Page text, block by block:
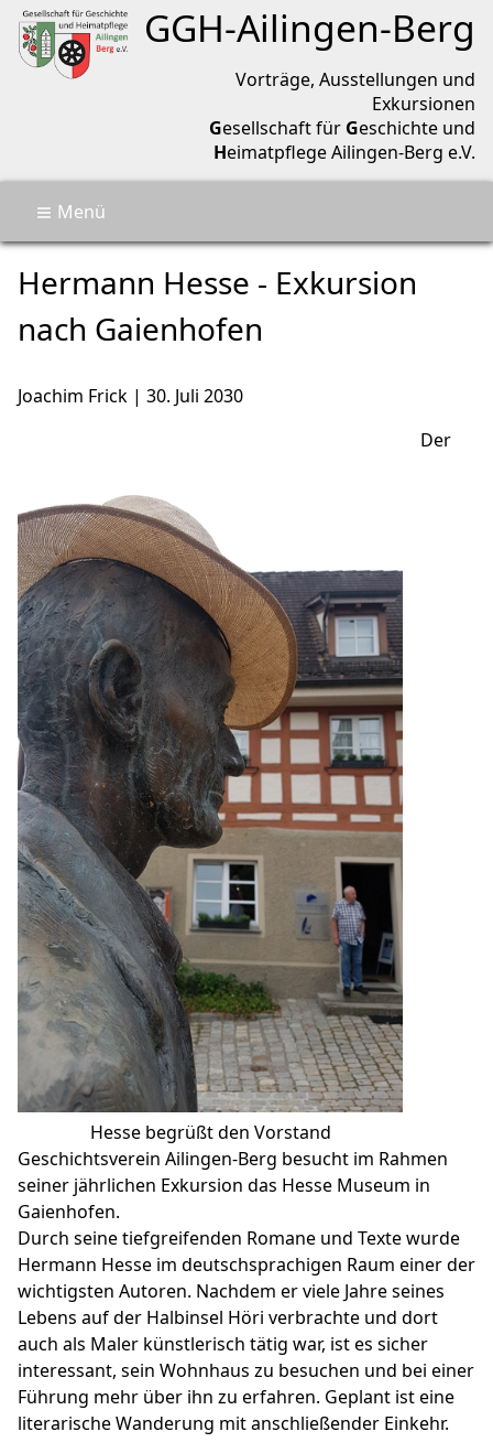
Geschichtsverein Ailingen-Berg
GGH-Ailingen-Berg
Vorträge, Ausstellungen und
Exkursionen
Gesellschaft für Geschichte und
Heimatpflege Ailingen-Berg e.V.
Menü
🏡
Termine
Aktuell
Über uns
Archiv
🔎
Hermann Hesse
Hermann Hesse - Exkursion
nach Gaienhofen
Joachim Frick | 30. Juli 2030
Hesse begrüßt den Vorstand
Der
Geschichtsverein Ailingen-Berg besucht im Rahmen
seiner jährlichen Exkursion das Hesse Museum in
Gaienhofen.
Durch seine tiefgreifenden Romane und Texte wurde
Hermann Hesse im deutschsprachigen Raum einer der
wichtigsten Autoren. Nachdem er viele Jahre seines
Lebens auf der Halbinsel Höri verbrachte und dort
auch als Maler künstlerisch tätig war, ist es sicher
interessant, sein Wohnhaus zu besuchen und bei einer
Führung mehr über ihn zu erfahren. Geplant ist eine
literarische Wanderung mit anschließender Einkehr.